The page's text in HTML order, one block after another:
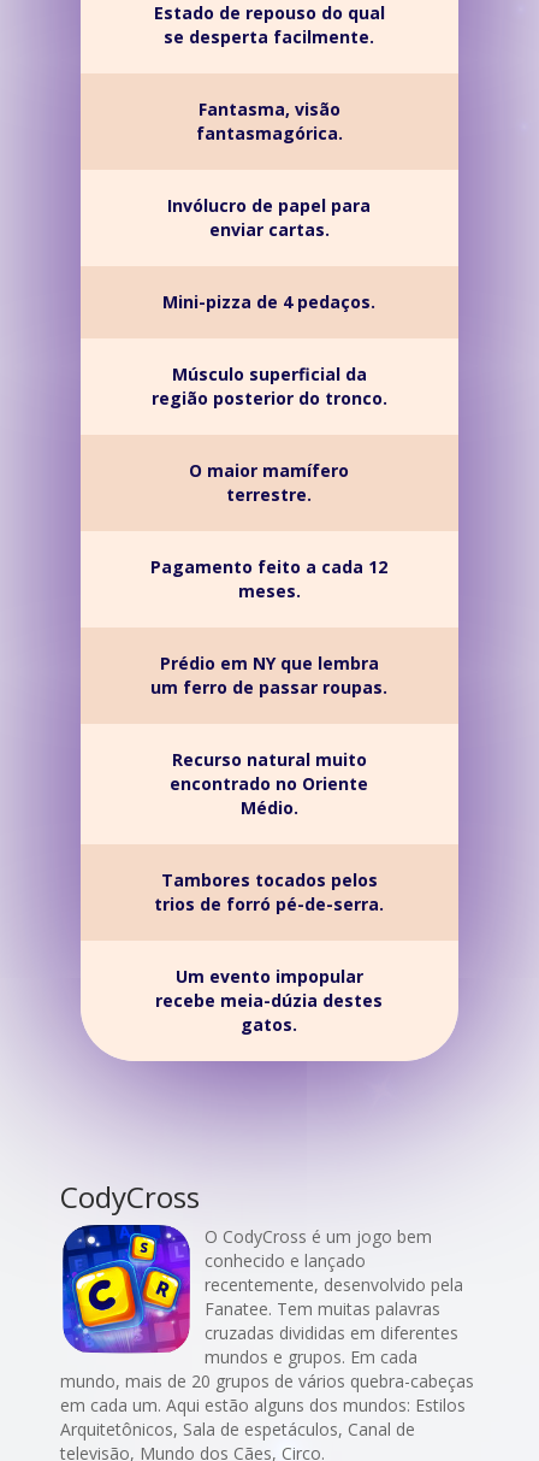
Estado de repouso do qual
se desperta facilmente.
Fantasma, visão
fantasmagórica.
Invólucro de papel para
enviar cartas.
Mini-pizza de 4 pedaços.
Músculo superficial da
região posterior do tronco.
O maior mamífero
terrestre.
Pagamento feito a cada 12
meses.
Prédio em NY que lembra
um ferro de passar roupas.
Recurso natural muito
encontrado no Oriente
Médio.
Tambores tocados pelos
trios de forró pé-de-serra.
Um evento impopular
recebe meia-dúzia destes
gatos.
CodyCross
O CodyCross é um jogo bem
conhecido e lançado
recentemente, desenvolvido pela
Fanatee. Tem muitas palavras
cruzadas divididas em diferentes
mundos e grupos. Em cada
mundo, mais de 20 grupos de vários quebra-cabeças
em cada um. Aqui estão alguns dos mundos: Estilos
Arquitetônicos, Sala de espetáculos, Canal de
televisão, Mundo dos Cães, Circo.